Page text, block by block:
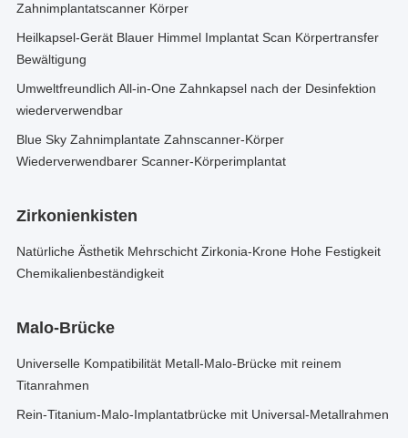
Zahnimplantatscanner Körper
Heilkapsel-Gerät Blauer Himmel Implantat Scan Körpertransfer
Bewältigung
Umweltfreundlich All-in-One Zahnkapsel nach der Desinfektion
wiederverwendbar
Blue Sky Zahnimplantate Zahnscanner-Körper
Wiederverwendbarer Scanner-Körperimplantat
Zirkonienkisten
Natürliche Ästhetik Mehrschicht Zirkonia-Krone Hohe Festigkeit
Chemikalienbeständigkeit
Malo-Brücke
Universelle Kompatibilität Metall-Malo-Brücke mit reinem
Titanrahmen
Rein-Titanium-Malo-Implantatbrücke mit Universal-Metallrahmen